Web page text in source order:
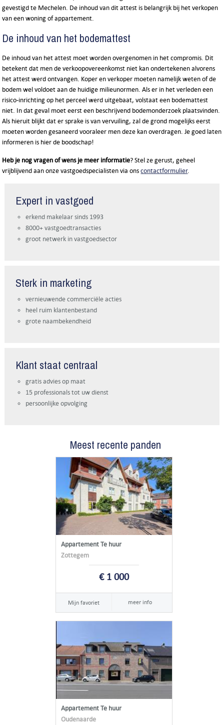
gevestigd te Mechelen. De inhoud van dit attest is belangrijk bij het verkopen
van een woning of appartement.
De inhoud van het bodemattest
De inhoud van het attest moet worden overgenomen in het compromis. Dit
betekent dat men de verkoopovereenkomst niet kan ondertekenen alvorens
het attest werd ontvangen. Koper en verkoper moeten namelijk weten of de
bodem wel voldoet aan de huidige milieunormen. Als er in het verleden een
risico-inrichting op het perceel werd uitgebaat, volstaat een bodemattest
niet. In dat geval moet eerst een beschrijvend bodemonderzoek plaatsvinden.
Als hieruit blijkt dat er sprake is van vervuiling, zal de grond mogelijks eerst
moeten worden gesaneerd vooraleer men deze kan overdragen. Je goed laten
informeren is hier de boodschap!
Heb je nog vragen of wens je meer informatie? Stel ze gerust, geheel
vrijblijvend aan onze vastgoedspecialisten via onscontactformulier.
Expert in vastgoed
erkend makelaar sinds 1993
8000+ vastgoedtransacties
groot netwerk in vastgoedsector
Sterk in marketing
vernieuwende commerciële acties
heel ruim klantenbestand
grote naambekendheid
Klant staat centraal
gratis advies op maat
15 professionals tot uw dienst
persoonlijke opvolging
Meest recente panden
Appartement Te huur
Zottegem
€ 1 000
Mijn favoriet meer info
Appartement Te huur
Oudenaarde